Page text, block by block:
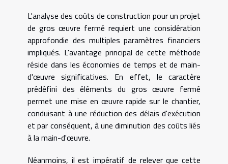
L'analyse des coûts de construction pour un projet
de gros œuvre fermé requiert une considération
approfondie des multiples paramètres financiers
impliqués. L'avantage principal de cette méthode
réside dans les économies de temps et de main-
d'œuvre significatives. En effet, le caractère
prédéfini des éléments du gros œuvre fermé
permet une mise en œuvre rapide sur le chantier,
conduisant à une réduction des délais d'exécution
et par conséquent, à une diminution des coûts liés
à la main-d'œuvre.
Néanmoins, il est impératif de relever que cette